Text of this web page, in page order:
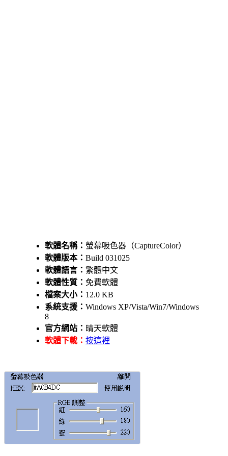
軟體名稱： 螢幕吸色器（CaptureColor）
軟體版本： Build 031025
軟體語言： 繁體中文
軟體性質： 免費軟體
檔案大小： 12.0 KB
系統支援： Windows XP/Vista/Win7/Windows
8
官方網站： 晴天軟體
軟體下載： 按這裡